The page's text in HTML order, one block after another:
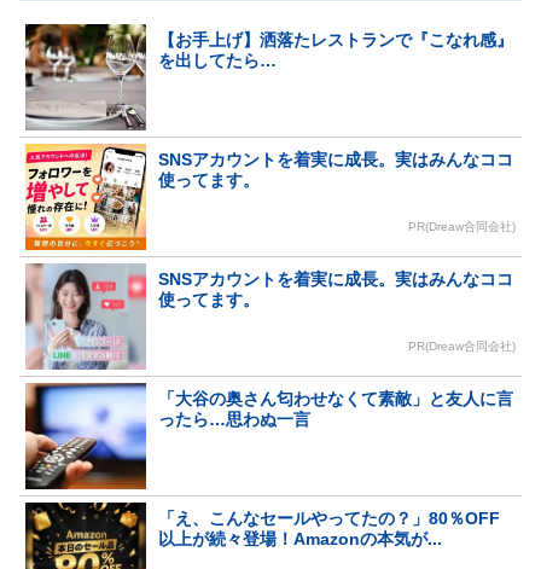
【お手上げ】洒落たレストランで『こなれ感』
を出してたら…
SNSアカウントを着実に成長。実はみんなココ
使ってます。
PR(Dreaw合同会社)
SNSアカウントを着実に成長。実はみんなココ
使ってます。
PR(Dreaw合同会社)
「大谷の奥さん匂わせなくて素敵」と友人に言
ったら…思わぬ一言
「え、こんなセールやってたの？」80％OFF
以上が続々登場！Amazonの本気が...